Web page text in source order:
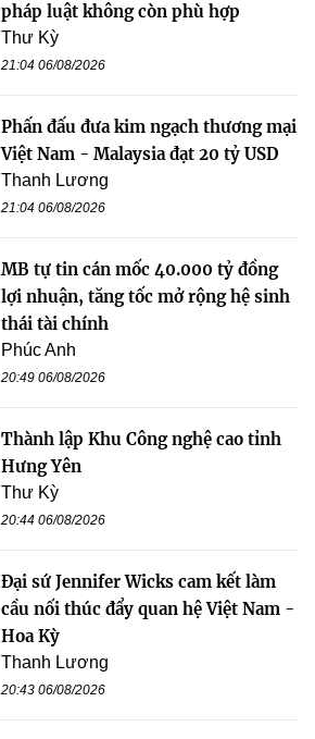
pháp luật không còn phù hợp
Thư Kỳ
21:04 06/08/2026
Phấn đấu đưa kim ngạch thương mại
Việt Nam - Malaysia đạt 20 tỷ USD
Thanh Lương
21:04 06/08/2026
MB tự tin cán mốc 40.000 tỷ đồng
lợi nhuận, tăng tốc mở rộng hệ sinh
thái tài chính
Phúc Anh
20:49 06/08/2026
Thành lập Khu Công nghệ cao tỉnh
Hưng Yên
Thư Kỳ
20:44 06/08/2026
Đại sứ Jennifer Wicks cam kết làm
cầu nối thúc đẩy quan hệ Việt Nam -
Hoa Kỳ
Thanh Lương
20:43 06/08/2026